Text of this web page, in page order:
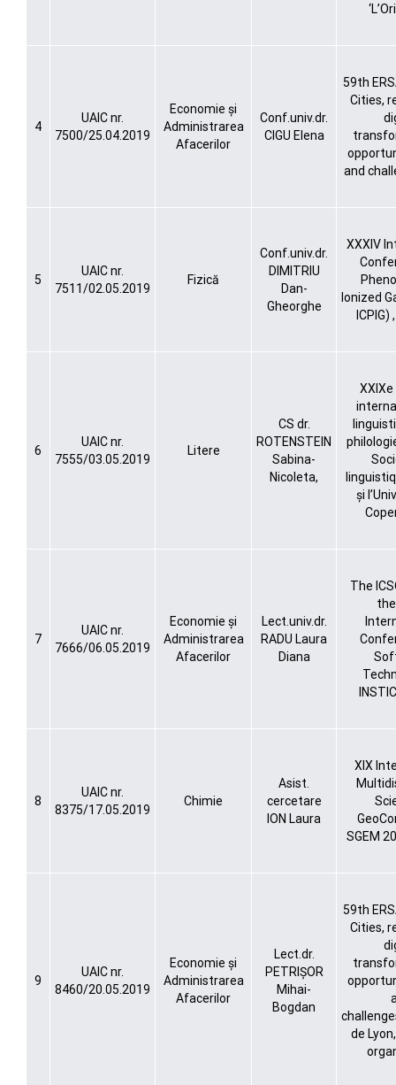
4
UAIC nr.
7500/25.04.2019
Economie și
Administrarea
Afacerilor
Conf.univ.dr.
CIGU Elena
59th
Cities,
and
5
UAIC nr.
7511/02.05.2019
Fizică
Conf.univ.dr.
DIMITRIU
Dan-
Gheorghe
XXXIV
Ionized
6
UAIC nr.
7555/03.05.2019
Litere
CS dr.
ROTENSTEIN
Sabina-
Nicoleta,
și
7
UAIC nr.
7666/06.05.2019
Economie și
Administrarea
Afacerilor
Lect.univ.dr.
RADU Laura
Diana
The
8
UAIC nr.
8375/17.05.2019
Chimie
Asist.
cercetare
ION Laura
XIX
SGEM
9
UAIC nr.
8460/20.05.2019
Economie și
Administrarea
Afacerilor
Lect.dr.
PETRIȘOR
Mihai-
Bogdan
59th
Cities,
de